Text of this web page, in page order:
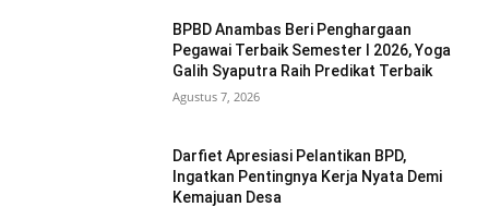
BPBD Anambas Beri Penghargaan
Pegawai Terbaik Semester I 2026, Yoga
Galih Syaputra Raih Predikat Terbaik
Agustus 7, 2026
Darfiet Apresiasi Pelantikan BPD,
Ingatkan Pentingnya Kerja Nyata Demi
Kemajuan Desa